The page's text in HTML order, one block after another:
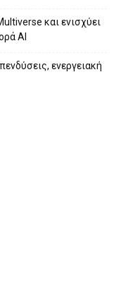
και ενισχύει
ΑΙ
ενεργειακή